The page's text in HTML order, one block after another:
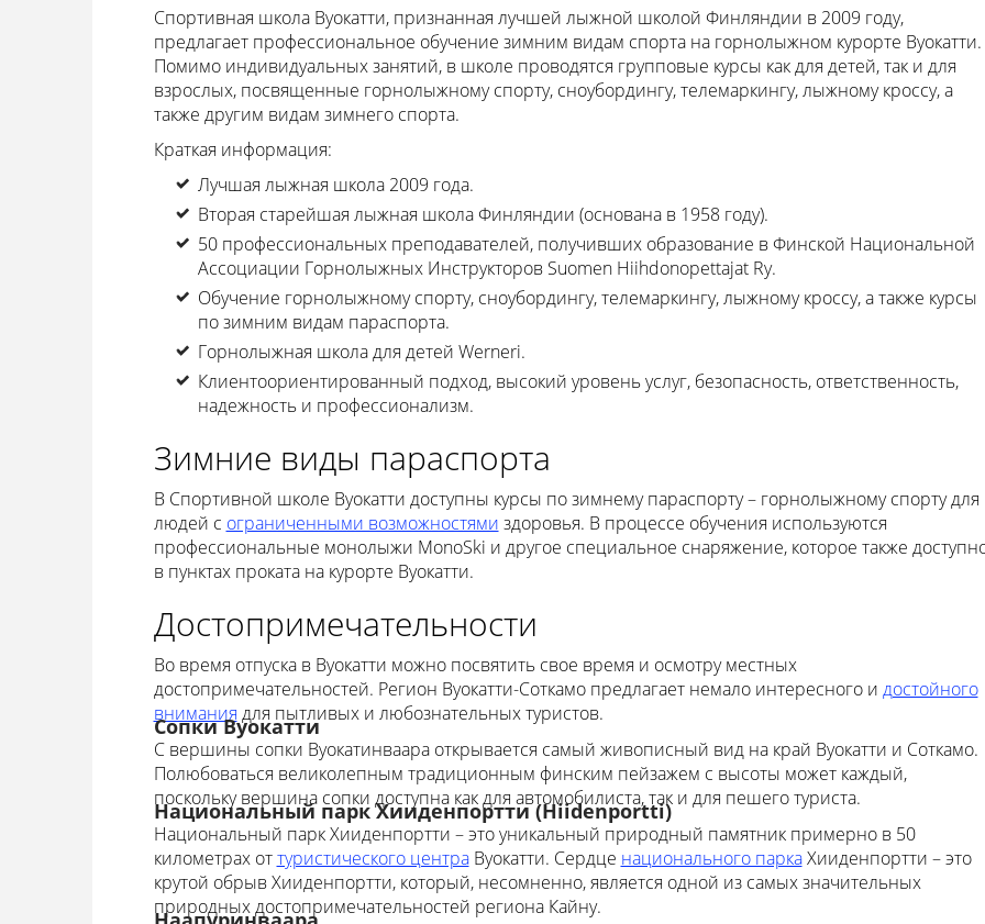
Спортивная школа Вуокатти, признанная лучшей лыжной школой Финляндии в 2009 году,
предлагает профессиональное обучение зимним видам спорта на горнолыжном курорте Вуокатти.
Помимо индивидуальных занятий, в школе проводятся групповые курсы как для детей, так и для
взрослых, посвященные горнолыжному спорту, сноубордингу, телемаркингу, лыжному кроссу, а
также другим видам зимнего спорта.
Краткая информация:
Лучшая лыжная школа 2009 года.
Вторая старейшая лыжная школа Финляндии (основана в 1958 году).
50 профессиональных преподавателей, получивших образование в Финской Национальной
Ассоциации Горнолыжных Инструкторов Suomen Hiihdonopettajat Ry.
Обучение горнолыжному спорту, сноубордингу, телемаркингу, лыжному кроссу, а также курсы
по зимним видам параспорта.
Горнолыжная школа для детей Werneri.
Клиентоориентированный подход, высокий уровень услуг, безопасность, ответственность,
надежность и профессионализм.
Зимние виды параспорта
В Спортивной школе Вуокатти доступны курсы по зимнему параспорту – горнолыжному спорту для
людей с ограниченными возможностями здоровья. В процессе обучения используются
профессиональные монолыжи MonoSki и другое специальное снаряжение, которое также
в пунктах проката на курорте Вуокатти.
Достопримечательности
Во время отпуска в Вуокатти можно посвятить свое время и осмотру местных
достопримечательностей. Регион Вуокатти-Соткамо предлагает немало интересного и достойного
внимания для пытливых и любознательных туристов.
Сопки Вуокатти
С вершины сопки Вуокатинваара открывается самый живописный вид на край Вуокатти и Соткамо.
Полюбоваться великолепным традиционным финским пейзажем с высоты может каждый,
поскольку вершина сопки доступна как для автомобилиста, так и для пешего туриста.
Национальный парк Хииденпортти (Hiidenportti)
Национальный парк Хииденпортти – это уникальный природный памятник примерно в 50
километрах оттуристического центраВуокатти. Сердце национального паркаХииденпортти – это
крутой обрыв Хииденпортти, который, несомненно, является одной из самых значительных
природных достопримечательностей региона Кайну.